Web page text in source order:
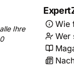
Ihre
Wie
Wer